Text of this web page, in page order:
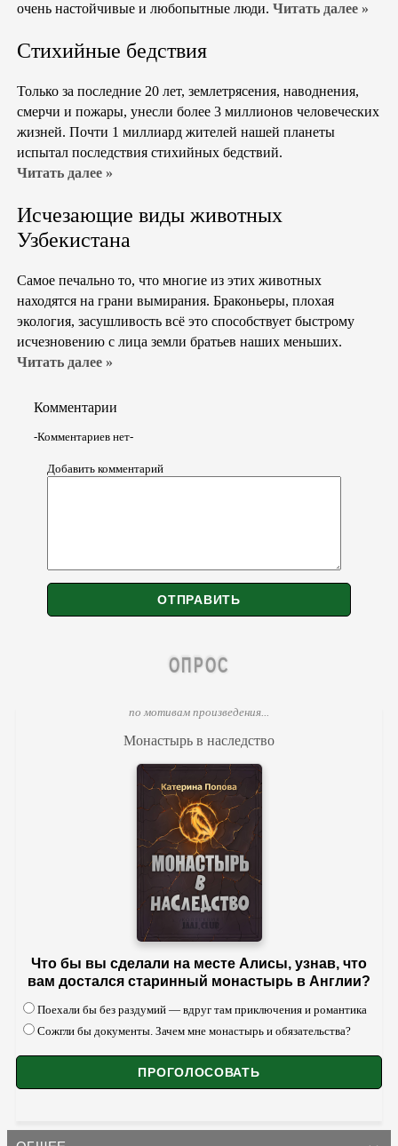
очень настойчивые и любопытные люди. Читать далее »
Стихийные бедствия
Только за последние 20 лет, землетрясения, наводнения,
смерчи и пожары, унесли более 3 миллионов человеческих
жизней. Почти 1 миллиард жителей нашей планеты
испытал последствия стихийных бедствий.
Читать далее »
Исчезающие виды животных
Узбекистана
Самое печально то, что многие из этих животных
находятся на грани вымирания. Браконьеры, плохая
экология, засушливость всё это способствует быстрому
исчезновению с лица земли братьев наших меньших.
Читать далее »
Комментарии
-Комментариев нет-
Добавить комментарий
ОПРОС
по мотивам произведения...
Монастырь в наследство
Что бы вы сделали на месте Алисы, узнав, что
вам достался старинный монастырь в Англии?
Поехали бы без раздумий — вдруг там приключения и романтика
Сожгли бы документы. Зачем мне монастырь и обязательства?